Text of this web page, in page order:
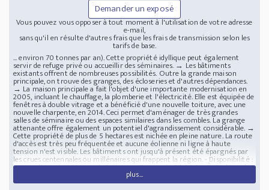
Demander un exposé
Vous pouvez vous opposer à tout moment à l'utilisation de votre adresse
e-mail,
sans qu'il en résulte d'autres frais que les frais de transmission selon les
tarifs de base.
... environ 70 tonnes par an). Cette propriété idyllique peut également
servir de refuge privé ou accueillir des séminaires. → Les bâtiments
existants offrent de nombreuses possibilités. Outre la grande maison
principale, on trouve des granges, des écloseries et d'autres dépendances.
→ La maison principale a fait l'objet d'une importante modernisation en
2005, incluant le chauffage, la plomberie et l'électricité. Elle est équipée de
fenêtres à double vitrage et a bénéficié d'une nouvelle toiture, avec une
nouvelle charpente, en 2014. Ceci permet d'aménager de très grandes
salles de séminaire ou des espaces similaires dans les combles. La grange
attenante offre également un potentiel d'agrandissement considérable. →
Cette propriété de plus de 5 hectares est nichée en pleine nature. La route
d'accès est très peu fréquentée et aucune éolienne ni ligne à haute
tension n'est visible. Les bâtiments ont jusqu'à présent été épargnés par
les crues centennales ou millénaires qui frappent la région. - Disponibilité :
sur rendez-vous - Maison de 2 étages - Terrain de 55 000 m² - 8 places de
parking extérieures - Revêtements de sol : carrelage, pierre
Trèves-Sarrebourg - Rhénanie-PalatinatLieu idyllique paisible et isolé avec
plus...